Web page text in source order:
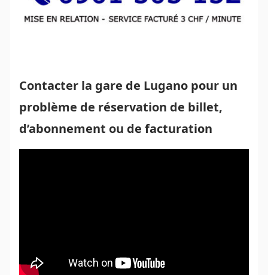
Contacter la gare de Lugano pour un
problème de réservation de billet,
d’abonnement ou de facturation